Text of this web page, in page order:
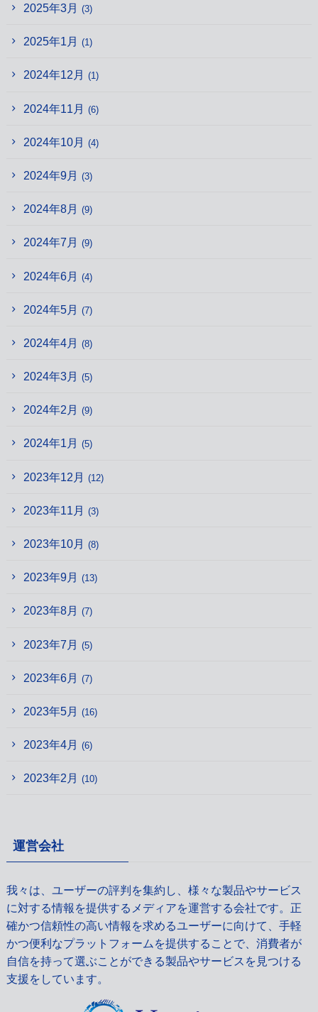
2025年3月 (3)
2025年1月 (1)
2024年12月 (1)
2024年11月 (6)
2024年10月 (4)
2024年9月 (3)
2024年8月 (9)
2024年7月 (9)
2024年6月 (4)
2024年5月 (7)
2024年4月 (8)
2024年3月 (5)
2024年2月 (9)
2024年1月 (5)
2023年12月 (12)
2023年11月 (3)
2023年10月 (8)
2023年9月 (13)
2023年8月 (7)
2023年7月 (5)
2023年6月 (7)
2023年5月 (16)
2023年4月 (6)
2023年2月 (10)
運営会社
我々は、ユーザーの評判を集約し、様々な製品やサービス
に対する情報を提供するメディアを運営する会社です。正
確かつ信頼性の高い情報を求めるユーザーに向けて、手軽
かつ便利なプラットフォームを提供することで、消費者が
自信を持って選ぶことができる製品やサービスを見つける
支援をしています。